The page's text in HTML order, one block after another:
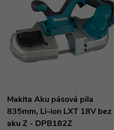
Makita Aku pásová pila
835mm, Li-ion LXT 18V bez
aku Z - DPB182Z